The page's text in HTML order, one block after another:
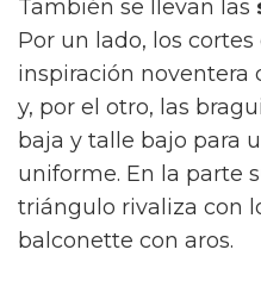
vibrantes destellos e
premisa principal es
que se mueven
personalidad.
Frente a los neones
épocas, este año
más sofisticadas